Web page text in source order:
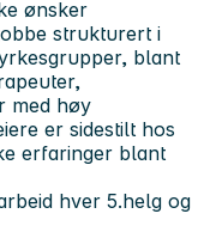
ønsker
strukturert i
blant
med høy
er sidestilt hos
erfaringer blant
hver 5.helg og